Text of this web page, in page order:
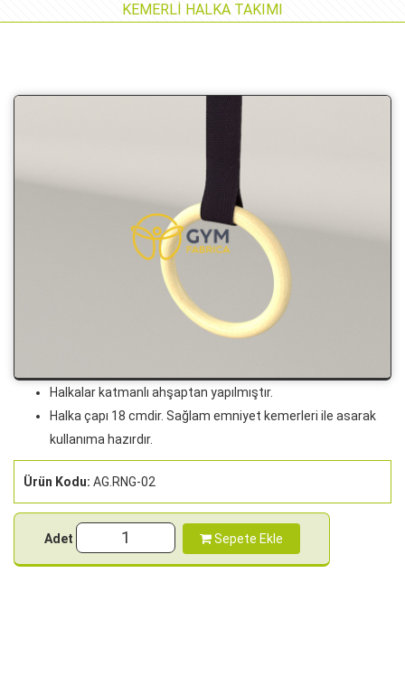
KEMERLİ HALKA TAKIMI
Halkalar katmanlı ahşaptan yapılmıştır.
Halka çapı 18 cmdir. Sağlam emniyet kemerleri ile asarak
kullanıma hazırdır.
Ürün Kodu: AG.RNG-02
Adet Sepete Ekle